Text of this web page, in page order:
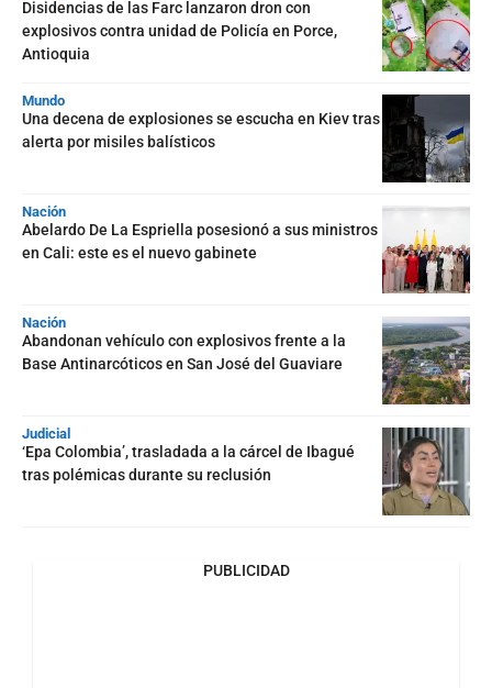
Disidencias de las Farc lanzaron dron con
explosivos contra unidad de Policía en Porce,
Antioquia
Mundo
Una decena de explosiones se escucha en Kiev tras
alerta por misiles balísticos
Nación
Abelardo De La Espriella posesionó a sus ministros
en Cali: este es el nuevo gabinete
Nación
Abandonan vehículo con explosivos frente a la
Base Antinarcóticos en San José del Guaviare
Judicial
‘Epa Colombia’, trasladada a la cárcel de Ibagué
tras polémicas durante su reclusión
PUBLICIDAD